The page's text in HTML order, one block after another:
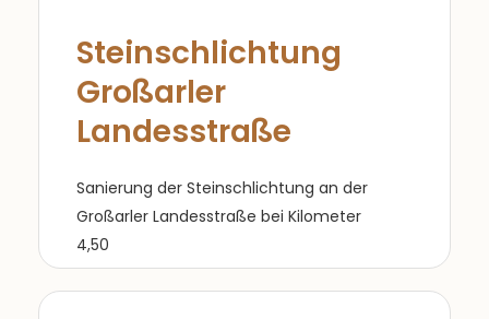
Steinschlichtung
Großarler
Landesstraße
Sanierung der Steinschlichtung an der
Großarler Landesstraße bei Kilometer
4,50